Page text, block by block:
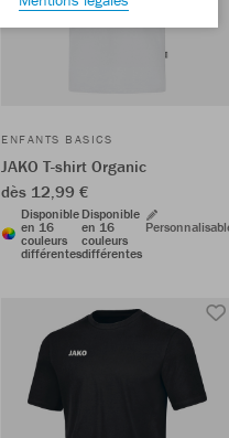
ENFANTS BASICS
JAKO T-shirt Organic
dès 12,99 €
Disponible
en 16
couleurs
différentes
Disponible
en 16
couleurs
différentes